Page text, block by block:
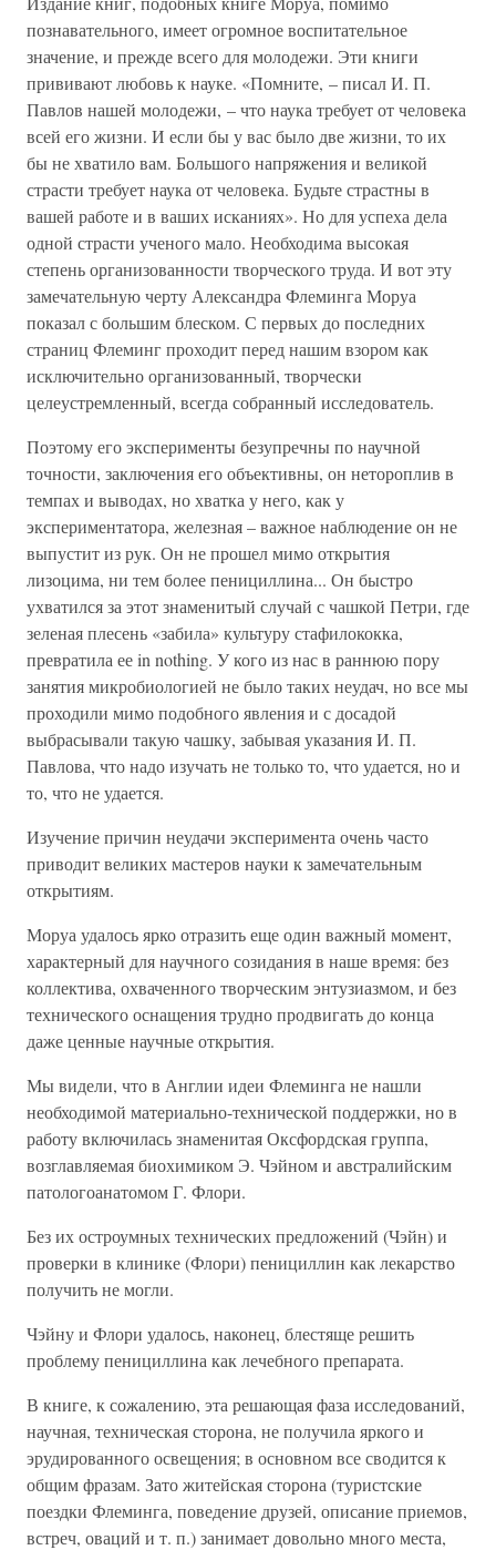
познавательного, имеет огромное воспитательное
значение, и прежде всего для молодежи. Эти книги
прививают любовь к науке. «Помните, – писал И. П.
Павлов нашей молодежи, – что наука требует от человека
всей его жизни. И если бы у вас было две жизни, то их
бы не хватило вам. Большого напряжения и великой
страсти требует наука от человека. Будьте страстны в
вашей работе и в ваших исканиях». Но для успеха дела
одной страсти ученого мало. Необходима высокая
степень организованности творческого труда. И вот эту
замечательную черту Александра Флеминга Моруа
показал с большим блеском. С первых до последних
страниц Флеминг проходит перед нашим взором как
исключительно организованный, творчески
целеустремленный, всегда собранный исследователь.
Поэтому его эксперименты безупречны по научной
точности, заключения его объективны, он нетороплив в
темпах и выводах, но хватка у него, как у
экспериментатора, железная – важное наблюдение он не
выпустит из рук. Он не прошел мимо открытия
лизоцима, ни тем более пенициллина... Он быстро
ухватился за этот знаменитый случай с чашкой Петри, где
зеленая плесень «забила» культуру стафилококка,
превратила ее in nothing. У кого из нас в раннюю пору
занятия микробиологией не было таких неудач, но все мы
проходили мимо подобного явления и с досадой
выбрасывали такую чашку, забывая указания И. П.
Павлова, что надо изучать не только то, что удается, но и
то, что не удается.
Изучение причин неудачи эксперимента очень часто
приводит великих мастеров науки к замечательным
открытиям.
Моруа удалось ярко отразить еще один важный момент,
характерный для научного созидания в наше время: без
коллектива, охваченного творческим энтузиазмом, и без
технического оснащения трудно продвигать до конца
даже ценные научные открытия.
Мы видели, что в Англии идеи Флеминга не нашли
необходимой материально-технической поддержки, но в
работу включилась знаменитая Оксфордская группа,
возглавляемая биохимиком Э. Чэйном и австралийским
патологоанатомом Г. Флори.
Без их остроумных технических предложений (Чэйн) и
проверки в клинике (Флори) пенициллин как лекарство
получить не могли.
Чэйну и Флори удалось, наконец, блестяще решить
проблему пенициллина как лечебного препарата.
В книге, к сожалению, эта решающая фаза исследований,
научная, техническая сторона, не получила яркого и
эрудированного освещения; в основном все сводится к
общим фразам. Зато житейская сторона (туристские
поездки Флеминга, поведение друзей, описание приемов,
встреч, оваций и т. п.) занимает довольно много места,